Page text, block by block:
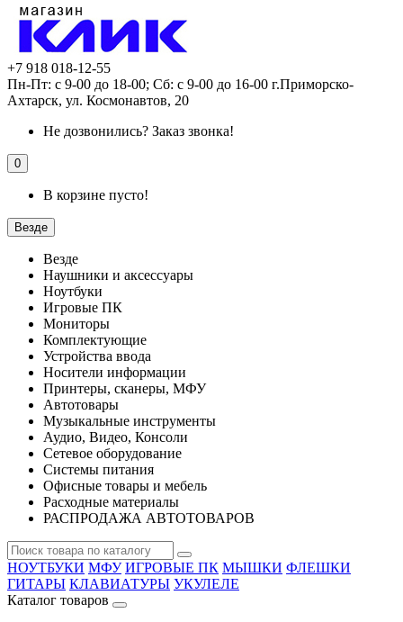
+7 918 018-12-55
Пн-Пт: с 9-00 до 18-00; Сб: с 9-00 до 16-00 г.Приморско-
Ахтарск, ул. Космонавтов, 20
Не дозвонились? Заказ звонка!
0
В корзине пусто!
Везде
Везде
Наушники и аксессуары
Ноутбуки
Игровые ПК
Мониторы
Комплектующие
Устройства ввода
Носители информации
Принтеры, сканеры, МФУ
Автотовары
Музыкальные инструменты
Аудио, Видео, Консоли
Сетевое оборудование
Системы питания
Офисные товары и мебель
Расходные материалы
РАСПРОДАЖА АВТОТОВАРОВ
НОУТБУКИ МФУ ИГРОВЫЕ ПК МЫШКИ ФЛЕШКИ
ГИТАРЫ КЛАВИАТУРЫ УКУЛЕЛЕ
Каталог товаров